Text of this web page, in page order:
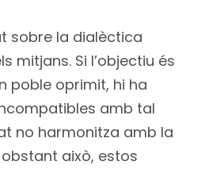
sobre la dialèctica
mitjans. Si l’objectiu és
poble oprimit, hi ha
amb tal
no harmonitza amb la
això, estos